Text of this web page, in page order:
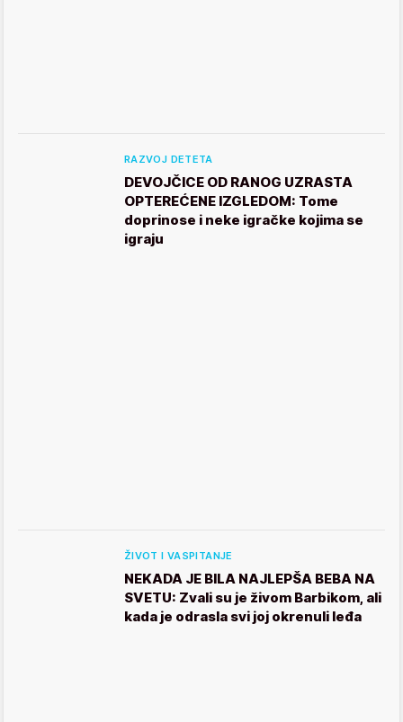
RAZVOJ DETETA
DEVOJČICE OD RANOG UZRASTA
OPTEREĆENE IZGLEDOM: Tome
doprinose i neke igračke kojima se
igraju
ŽIVOT I VASPITANJE
NEKADA JE BILA NAJLEPŠA BEBA NA
SVETU: Zvali su je živom Barbikom, ali
kada je odrasla svi joj okrenuli leđa